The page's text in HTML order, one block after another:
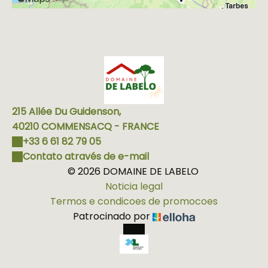
l'univers de la
des animaux de cette
période glaciaire qui a
vu naître la Dame de
Brassempouy.
Expérimenter Pendant
les vacances scolaires
des ateliers
participatifs sont
proposés. Une
manière ludique de
découvrir la
préhistoire. Petits et
grands sont invités à
s'essayer à la peinture
215 Allée Du Guidenson,
40210 COMMENSACQ - FRANCE
+33 6 61 82 79 05
Contato através de e-mail
© 2026 DOMAINE DE LABELO
Noticia legal
Termos e condicoes de promocoes
Patrocinado por